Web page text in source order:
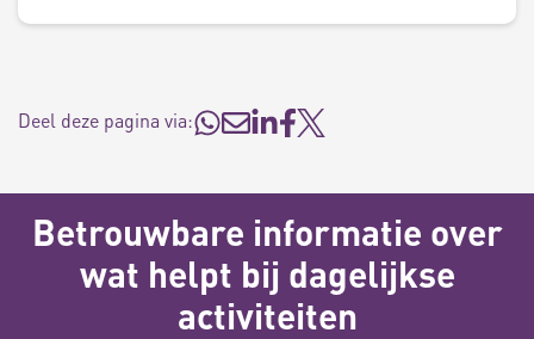
Deel deze pagina via:
Betrouwbare informatie over
wat helpt bij dagelijkse
activiteiten